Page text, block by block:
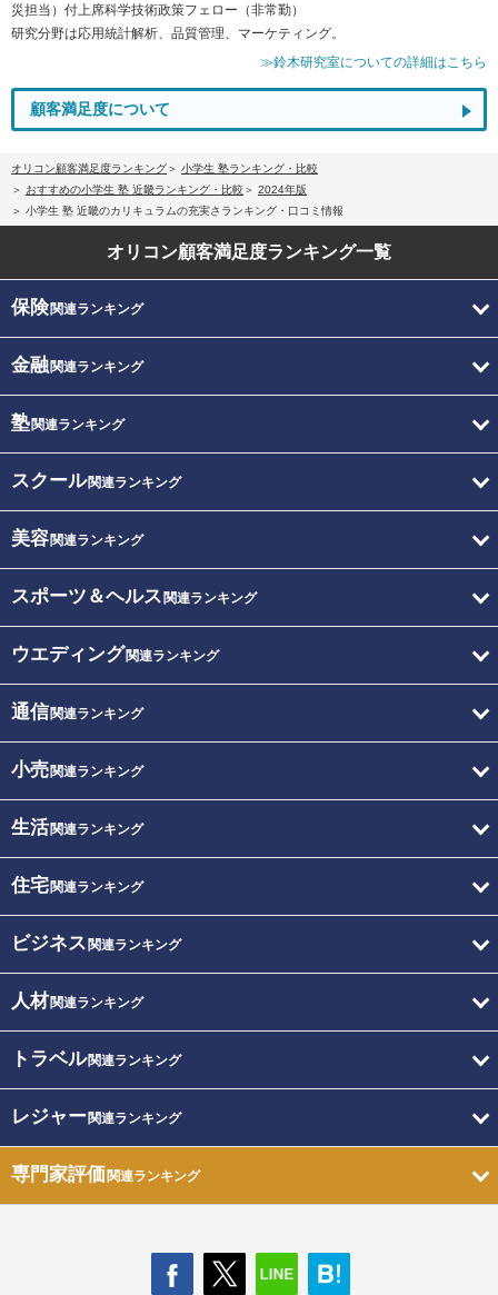
災担当）付上席科学技術政策フェロー（非常勤）
研究分野は応用統計解析、品質管理、マーケティング。
≫鈴木研究室についての詳細はこちら
顧客満足度について
オリコン顧客満足度ランキング
小学生 塾ランキング・比較
おすすめの小学生 塾 近畿ランキング・比較
2024年版
小学生 塾 近畿のカリキュラムの充実さランキング・口コミ情報
オリコン顧客満足度ランキング一覧
保険関連ランキング
金融関連ランキング
塾関連ランキング
スクール関連ランキング
美容関連ランキング
スポーツ＆ヘルス 関連ランキング
ウエディング関連ランキング
通信関連ランキング
小売関連ランキング
生活関連ランキング
住宅関連ランキング
ビジネス 関連ランキング
人材関連ランキング
トラベル関連ランキング
レジャー関連ランキング
専門家評価関連ランキング